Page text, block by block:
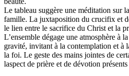
Le tableau suggère une méditation sur
famille. La juxtaposition du crucifix et
le lien entre le sacrifice du Christ et la
L’ensemble dégage une atmosphère à
gravité, invitant à la contemplation et à
la foi. Le geste des mains jointes de
laspect de prière et de dévotion présents